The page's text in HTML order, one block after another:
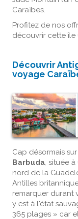
Caraïbes.
Profitez de nos
découvrir cette île
Découvrir
voyage
Cap désormais
Barbuda , située
nord de la
Antilles
remarquer durant
y est à l'état
365 plages » car